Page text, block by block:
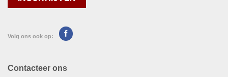
Volg ons ook op:
Contacteer ons